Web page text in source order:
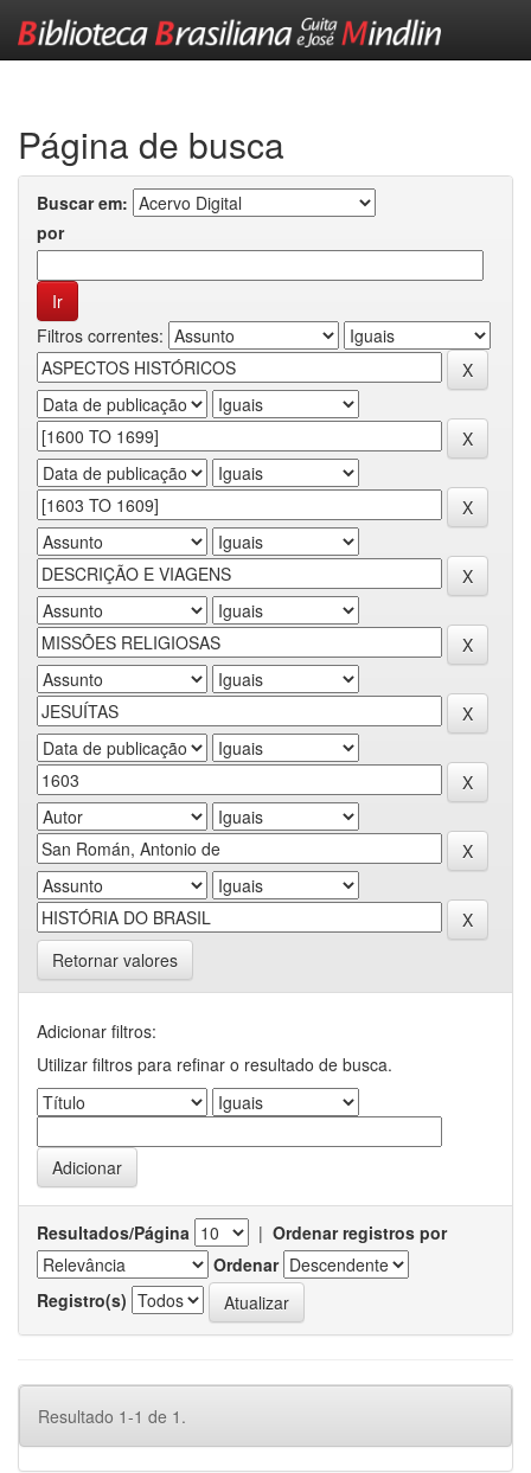
Página de busca
Buscar em:
por
Filtros correntes:
Retornar valores
Adicionar filtros:
Utilizar filtros para refinar o resultado de busca.
Resultados/Página | Ordenar registros por
Ordenar
Registro(s)
Resultado 1-1 de 1.